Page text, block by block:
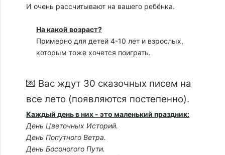
И очень рассчитывают на вашего ребёнка.
На какой возраст?
Примерно для детей 4-10 лет и взрослых,
которым тоже хочется поиграть.
💌 Вас ждут 30 сказочных писем на
все лето (появляются постепенно).
Каждый день в них - это маленький праздник:
День Цветочных Историй.
День Попутного Ветра.
День Босоногого Пути.